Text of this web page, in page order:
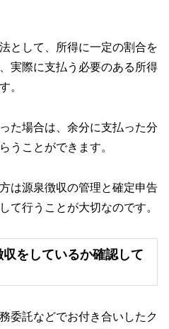
として、所得に一定の割合を
実際に支払う必要のある所得
。
た場合は、余分に支払った分
うことができます。
は源泉徴収の管理と確定申告
て行うことが大切なのです。
をしているか確認して
委託などでお付き合いしたク